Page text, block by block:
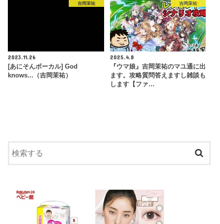
吉岡茉祐
2023.11.26
[あにそんボーカル] God
knows...（吉岡茉祐）
吉岡茉祐
2025.4.8
『ウマ娘』吉岡茉祐のマユ通に出
ます。攻略質問答えますし雑談も
します【ファ…